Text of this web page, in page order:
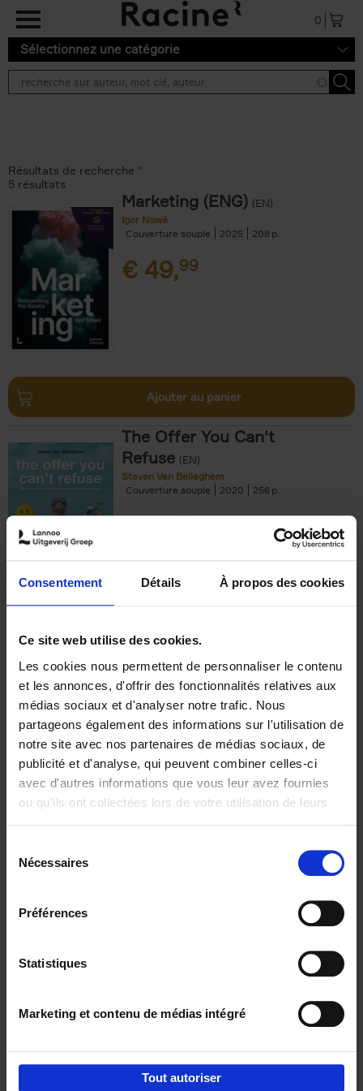
Consentement Détails À propos des cookies
Ce site web utilise des cookies.
Les cookies nous permettent de personnaliser le contenu
et les annonces, d'offrir des fonctionnalités relatives aux
médias sociaux et d'analyser notre trafic. Nous
partageons également des informations sur l'utilisation de
notre site avec nos partenaires de médias sociaux, de
publicité et d'analyse, qui peuvent combiner celles-ci
avec d'autres informations que vous leur avez fournies
ou qu'ils ont collectées lors de votre utilisation de leurs
Nécessaires
Préférences
Statistiques
Marketing et contenu de médias intégré
Tout autoriser
Aller au contenu principal
0
Sélectionnez une catégorie
Résultats de recherche ''
5 résultats
Marketing (ENG) (EN)
Igor Nowé
Couverture souple
2025 208
€ 49,99
Ajouter au panier
The Offer You Can't
Refuse (EN)
Steven Van Belleghem
Couverture souple
2020 256
€37,50
Building Bonds = Building
Business
Jochen Roef Jozefien De Feyter
Carolien Boom
Couverture souple
2025 200
€29,99
Digital marketing like a PRO -
completely revised edition (EN)